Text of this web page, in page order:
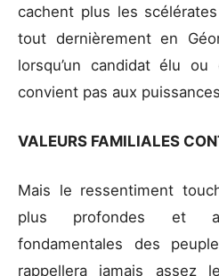
cachent plus les
tout dernièrement en
lorsqu’un candidat élu
convient pas aux
VALEURS FAMILIALES
Mais le ressentiment
plus profondes et
fondamentales des
rappellera jamais assez